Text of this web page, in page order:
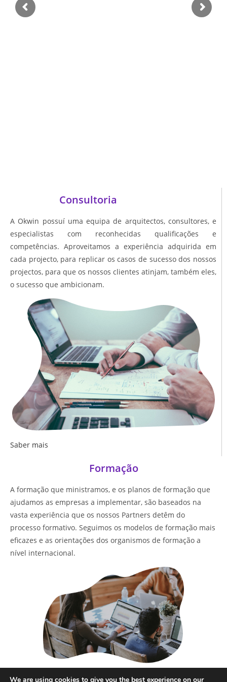
Consultoria
A Okwin possuí uma equipa de arquitectos, consultores, e
especialistas com reconhecidas qualificações e
competências. Aproveitamos a experiência adquirida em
cada projecto, para replicar os casos de sucesso dos nossos
projectos, para que os nossos clientes atinjam, também eles,
o sucesso que ambicionam.
Saber mais
Formação
A formação que ministramos, e os planos de formação que
ajudamos as empresas a implementar, são baseados na
vasta experiência que os nossos Partners detêm do
processo formativo. Seguimos os modelos de formação mais
eficazes e as orientações dos organismos de formação a
nível internacional.
Saber mais
We are using cookies to give you the best experience on our